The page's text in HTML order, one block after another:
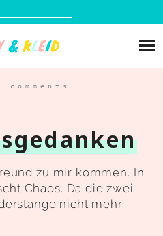
comments
zu mir kommen. In
Chaos. Da die zwei
nicht mehr